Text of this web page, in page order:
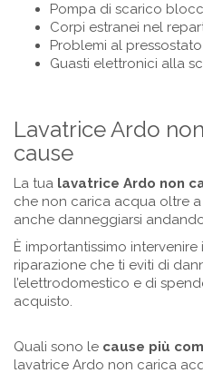
Pompa di scarico
Corpi estranei nel
Problemi al pressostato
Guasti elettronici alla
Lavatrice Ardo
cause
La tua lavatrice Ardo non
che non carica acqua oltre
anche danneggiarsi
È importantissimo
riparazione che ti eviti di
l’elettrodomestico e di
acquisto.
Quali sono le cause più
lavatrice Ardo non carica